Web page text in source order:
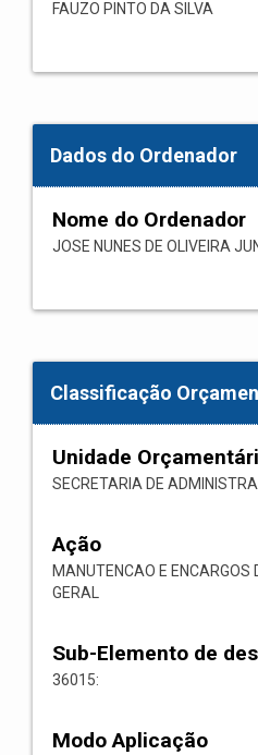
FAUZO PINTO DA SILVA
Dados do Ordenador
Nome do Ordenador
JOSE NUNES DE OLIVEIRA
Classificação
Unidade
SECRETARIA DE
Ação
MANUTENCAO E
GERAL
Sub-Elemento de
36015:
Modo Aplicação